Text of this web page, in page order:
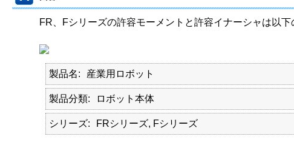
FR、Fシリーズの許容モーメントと許容イナーシャは以下
製品名 産業用ロボット
製品分類 ロボット本体
シリーズ FRシリーズ, Fシリーズ